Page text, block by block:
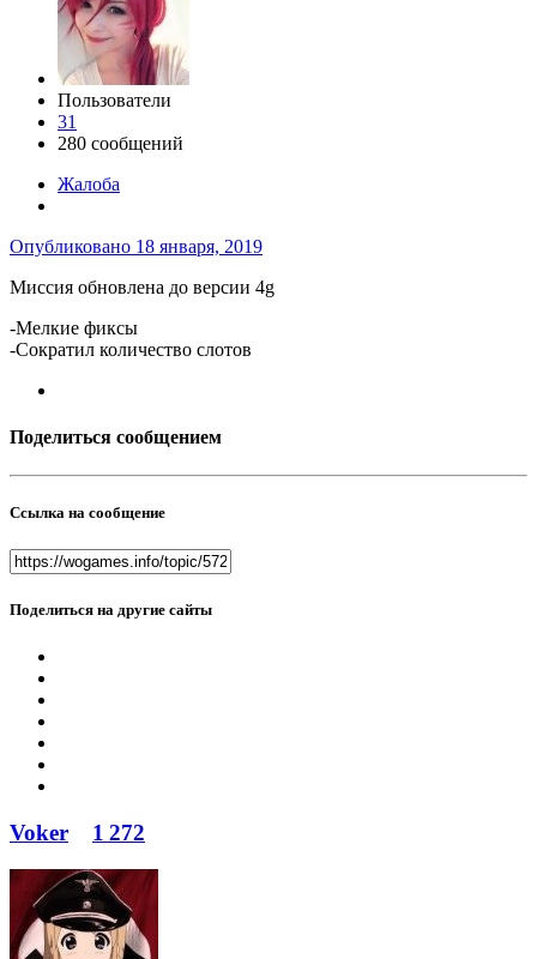
Пользователи
31
280 сообщений
Жалоба
Опубликовано 18 января, 2019
Миссия обновлена до версии 4g
-Мелкие фиксы
-Сократил количество слотов
Поделиться сообщением
Ссылка на сообщение
Поделиться на другие сайты
Voker 1 272